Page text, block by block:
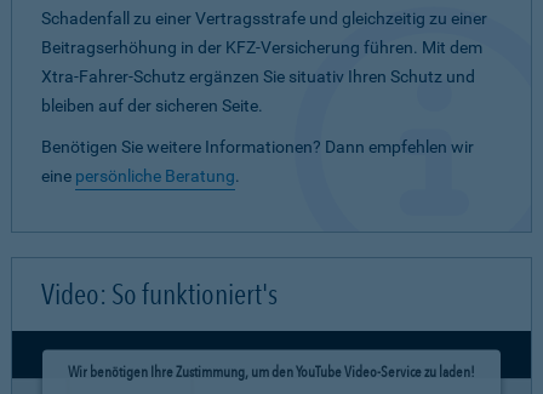
Schadenfall zu einer Vertragsstrafe und gleichzeitig zu einer
Beitragserhöhung in der KFZ-Versicherung führen. Mit dem
Xtra-Fahrer-Schutz ergänzen Sie situativ Ihren Schutz und
bleiben auf der sicheren Seite.
Benötigen Sie weitere Informationen? Dann empfehlen wir
eine persönliche Beratung.
Video: So funktioniert's
Wir benötigen Ihre Zustimmung, um den YouTube Video-Service zu laden!